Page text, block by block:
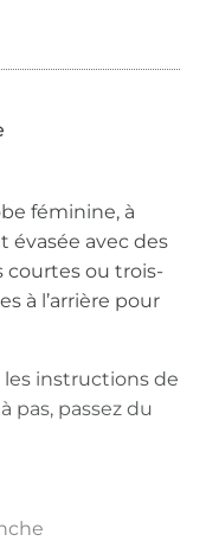
féminine, à
avec des
courtes ou trois-
à l’arrière pour
instructions de
pas, passez du